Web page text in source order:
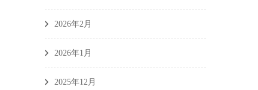
2026年2月
2026年1月
2025年12月